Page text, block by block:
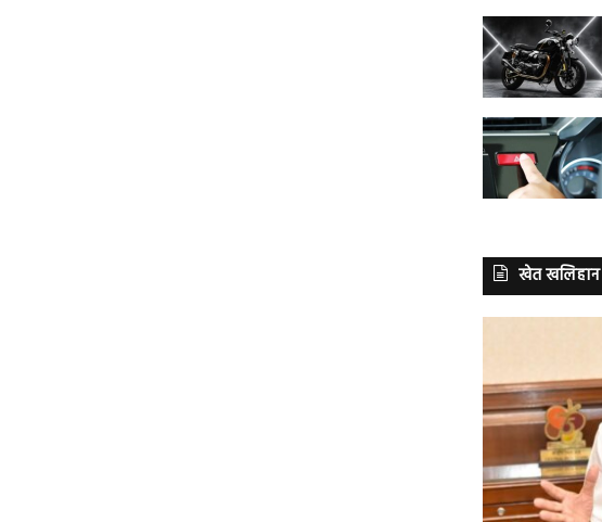
खेत खलिहान